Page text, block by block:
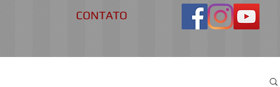
CONTATO